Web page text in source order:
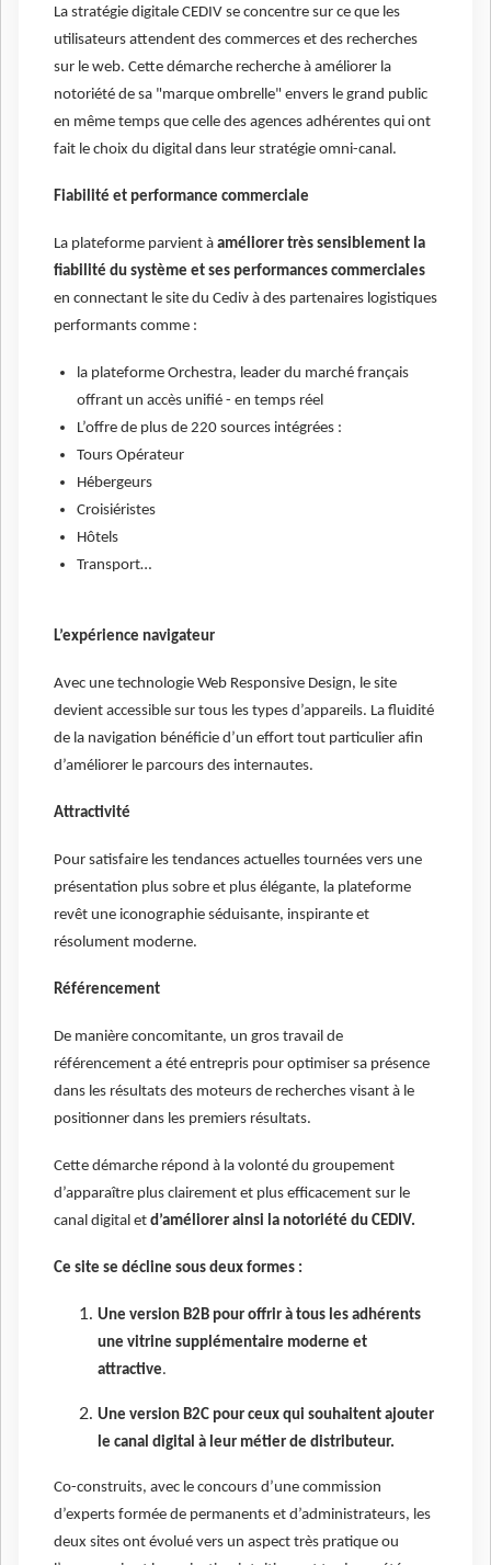
La stratégie digitale CEDIV se concentre sur ce que les
utilisateurs attendent des commerces et des recherches
sur le web. Cette démarche recherche à améliorer la
notoriété de sa "marque ombrelle" envers le grand public
en même temps que celle des agences adhérentes qui ont
fait le choix du digital dans leur stratégie omni-canal.
Fiabilité et performance commerciale
La plateforme parvient à améliorer très sensiblement la
fiabilité du système et ses performances commerciales
en connectant le site du Cediv à des partenaires logistiques
performants comme :
la plateforme Orchestra, leader du marché français
offrant un accès unifié - en temps réel
L’offre de plus de 220 sources intégrées :
Tours Opérateur
Hébergeurs
Croisiéristes
Hôtels
Transport…
L’expérience navigateur
Avec une technologie Web Responsive Design, le site
devient accessible sur tous les types d’appareils. La fluidité
de la navigation bénéficie d’un effort tout particulier afin
d’améliorer le parcours des internautes.
Attractivité
Pour satisfaire les tendances actuelles tournées vers une
présentation plus sobre et plus élégante, la plateforme
revêt une iconographie séduisante, inspirante et
résolument moderne.
Référencement
De manière concomitante, un gros travail de
référencement a été entrepris pour optimiser sa présence
dans les résultats des moteurs de recherches visant à le
positionner dans les premiers résultats.
Cette démarche répond à la volonté du groupement
d’apparaître plus clairement et plus efficacement sur le
canal digital et d’améliorer ainsi la notoriété du CEDIV.
Ce site se décline sous deux formes :
Une version B2B pour offrir à tous les adhérents
une vitrine supplémentaire moderne et
attractive.
Une version B2C pour ceux qui souhaitent ajouter
le canal digital à leur métier de distributeur.
Co-construits, avec le concours d’une commission
d’experts formée de permanents et d’administrateurs, les
deux sites ont évolué vers un aspect très pratique ou